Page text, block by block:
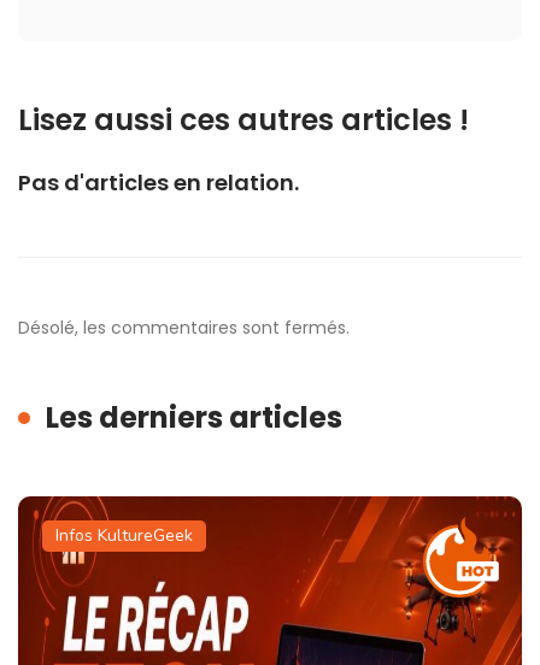
Lisez aussi ces autres articles !
Pas d'articles en relation.
Désolé, les commentaires sont fermés.
Les derniers articles
Infos KultureGeek